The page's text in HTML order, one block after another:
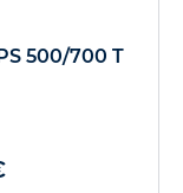
500/700 T